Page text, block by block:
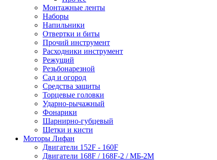
Монтажные ленты
Наборы
Напильники
Отвертки и биты
Прочий инструмент
Расходники инструмент
Режущий
Резьбонарезной
Сад и огород
Средства защиты
Торцевые головки
Ударно-рычажный
Фонарики
Шарнирно-губцевый
Щетки и кисти
Моторы Лифан
Двигатели 152F - 160F
Двигатели 168F / 168F-2 / МБ-2М